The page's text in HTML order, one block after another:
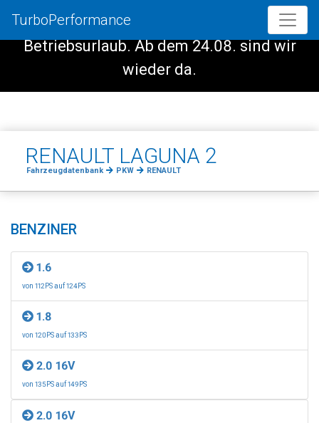
Vom 08.08. - 23.08. haben wir
Betriebsurlaub. Ab dem 24.08. sind wir
wieder da.
TurboPerformance
RENAULT LAGUNA 2
Fahrzeugdatenbank PKW RENAULT
BENZINER
1.6
von 112PS auf 124PS
1.8
von 120PS auf 133PS
2.0 16V
von 135PS auf 149PS
2.0 16V